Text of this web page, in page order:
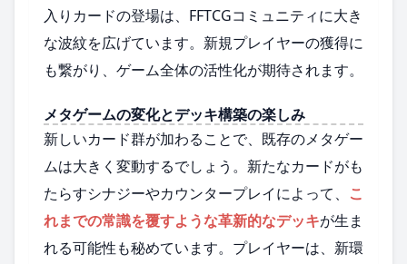
入りカードの登場は、FFTCGコミュニティに大き
な波紋を広げています。新規プレイヤーの獲得に
も繋がり、ゲーム全体の活性化が期待されます。
メタゲームの変化とデッキ構築の楽しみ
新しいカード群が加わることで、既存のメタゲー
ムは大きく変動するでしょう。新たなカードがも
たらすシナジーやカウンタープレイによって、 こ
れまでの常識を覆すような革新的なデッキが生ま
れる可能性も秘めています。プレイヤーは、新環